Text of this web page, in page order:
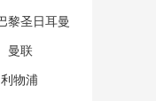
黎圣日耳曼
曼联
利物浦